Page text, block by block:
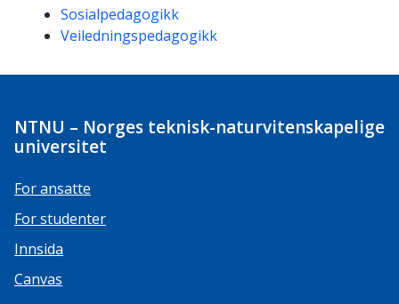
Kompetanseord
Sosialpedagogikk
Veiledningspedagogikk
NTNU – Norges teknisk-naturvitenskapelige
universitet
For ansatte
For studenter
Innsida
Canvas